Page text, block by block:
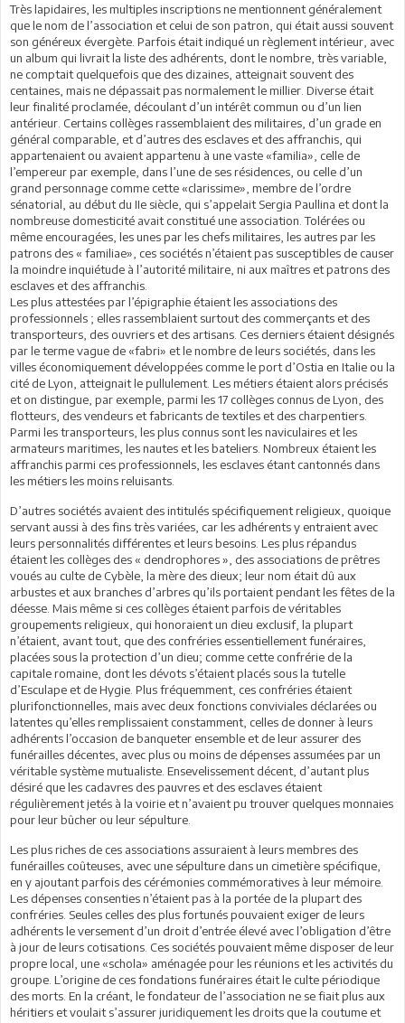
Très lapidaires, les multiples inscriptions ne mentionnent généralement
que le nom de l’association et celui de son patron, qui était aussi souvent
son généreux évergète. Parfois était indiqué un règlement intérieur, avec
un album qui livrait la liste des adhérents, dont le nombre, très variable,
ne comptait quelquefois que des dizaines, atteignait souvent des
centaines, mais ne dépassait pas normalement le millier. Diverse était
leur finalité proclamée, découlant d’un intérêt commun ou d’un lien
antérieur. Certains collèges rassemblaient des militaires, d’un grade en
général comparable, et d’autres des esclaves et des affranchis, qui
appartenaient ou avaient appartenu à une vaste «familia», celle de
l’empereur par exemple, dans l’une de ses résidences, ou celle d’un
grand personnage comme cette «clarissime», membre de l’ordre
sénatorial, au début du IIe siècle, qui s’appelait Sergia Paullina et dont la
nombreuse domesticité avait constitué une association. Tolérées ou
même encouragées, les unes par les chefs militaires, les autres par les
patrons des « familiae», ces sociétés n’étaient pas susceptibles de causer
la moindre inquiétude à l’autorité militaire, ni aux maîtres et patrons des
esclaves et des affranchis.
Les plus attestées par l’épigraphie étaient les associations des
professionnels ; elles rassemblaient surtout des commerçants et des
transporteurs, des ouvriers et des artisans. Ces derniers étaient désignés
par le terme vague de «fabri» et le nombre de leurs sociétés, dans les
villes économiquement développées comme le port d’Ostia en Italie ou la
cité de Lyon, atteignait le pullulement. Les métiers étaient alors précisés
et on distingue, par exemple, parmi les 17 collèges connus de Lyon, des
flotteurs, des vendeurs et fabricants de textiles et des charpentiers.
Parmi les transporteurs, les plus connus sont les naviculaires et les
armateurs maritimes, les nautes et les bateliers. Nombreux étaient les
affranchis parmi ces professionnels, les esclaves étant cantonnés dans
les métiers les moins reluisants.
D’autres sociétés avaient des intitulés spécifiquement religieux, quoique
servant aussi à des fins très variées, car les adhérents y entraient avec
leurs personnalités différentes et leurs besoins. Les plus répandus
étaient les collèges des « dendrophores », des associations de prêtres
voués au culte de Cybèle, la mère des dieux; leur nom était dû aux
arbustes et aux branches d’arbres qu’ils portaient pendant les fêtes de la
déesse. Mais même si ces collèges étaient parfois de véritables
groupements religieux, qui honoraient un dieu exclusif, la plupart
n’étaient, avant tout, que des confréries essentiellement funéraires,
placées sous la protection d’un dieu; comme cette confrérie de la
capitale romaine, dont les dévots s’étaient placés sous la tutelle
d’Esculape et de Hygie. Plus fréquemment, ces confréries étaient
plurifonctionnelles, mais avec deux fonctions conviviales déclarées ou
latentes qu’elles remplissaient constamment, celles de donner à leurs
adhérents l’occasion de banqueter ensemble et de leur assurer des
funérailles décentes, avec plus ou moins de dépenses assumées par un
véritable système mutualiste. Ensevelissement décent, d’autant plus
désiré que les cadavres des pauvres et des esclaves étaient
régulièrement jetés à la voirie et n’avaient pu trouver quelques monnaies
pour leur bûcher ou leur sépulture.
Les plus riches de ces associations assuraient à leurs membres des
funérailles coûteuses, avec une sépulture dans un cimetière spécifique,
en y ajoutant parfois des cérémonies commémoratives à leur mémoire.
Les dépenses consenties n’étaient pas à la portée de la plupart des
confréries. Seules celles des plus fortunés pouvaient exiger de leurs
adhérents le versement d’un droit d’entrée élevé avec l’obligation d’être
à jour de leurs cotisations. Ces sociétés pouvaient même disposer de leur
propre local, une «schola» aménagée pour les réunions et les activités du
groupe. L’origine de ces fondations funéraires était le culte périodique
des morts. En la créant, le fondateur de l’association ne se fiait plus aux
héritiers et voulait s’assurer juridiquement les droits que la coutume et